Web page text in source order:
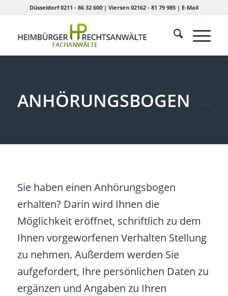
Düsseldorf 0211 - 86 32 600| Viersen 02162 - 81 79 985| E-Mail
ANHÖRUNGSBOGEN
Sie haben einen Anhörungsbogen
erhalten? Darin wird Ihnen die
Möglichkeit eröffnet, schriftlich zu dem
Ihnen vorgeworfenen Verhalten Stellung
zu nehmen. Außerdem werden Sie
aufgefordert, Ihre persönlichen Daten zu
ergänzen und Angaben zu Ihren